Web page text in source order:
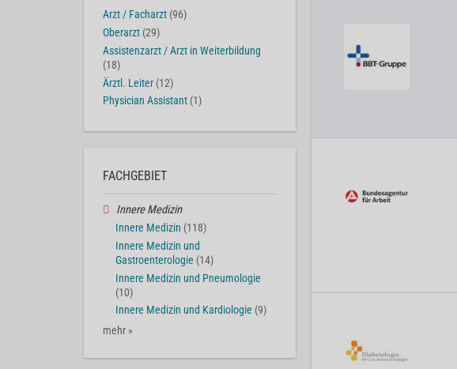
Arzt / Facharzt (96)
Oberarzt (29)
Assistenzarzt / Arzt in Weiterbildung
(18)
Ärztl. Leiter (12)
Physician Assistant (1)
FACHGEBIET
Innere Medizin
Innere Medizin (118)
Innere Medizin und
Gastroenterologie (14)
Innere Medizin und Pneumologie
(10)
Innere Medizin und Kardiologie (9)
mehr »